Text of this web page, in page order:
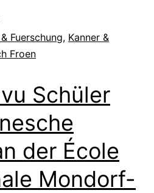
Fuerschung, Kanner &
Froen
Schüler
der École
Mondorf-